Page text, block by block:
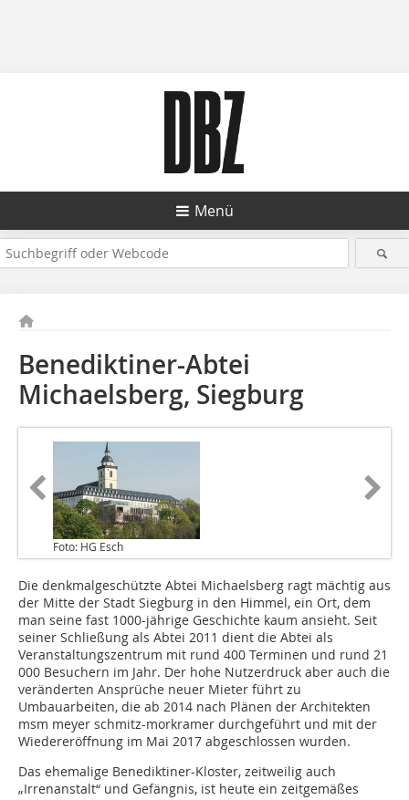
Menü
Benediktiner-Abtei
Michaelsberg, Siegburg
Foto: HG Esch
Die denkmalgeschützte Abtei Michaelsberg ragt mächtig aus
der Mitte der Stadt Siegburg in den Himmel, ein Ort, dem
man seine fast 1000-jährige Geschichte kaum ansieht. Seit
seiner Schließung als Abtei 2011 dient die Abtei als
Veranstaltungszentrum mit rund 400 Terminen und rund 21
000 Besuchern im Jahr. Der hohe Nutzerdruck aber auch die
veränderten Ansprüche neuer Mieter führt zu
Umbauarbeiten, die ab 2014 nach Plänen der Architekten
msm meyer schmitz-morkramer durchgeführt und mit der
Wiedereröffnung im Mai 2017 abgeschlossen wurden.
Das ehemalige Benediktiner-Kloster, zeitweilig auch
„Irrenanstalt“ und Gefängnis, ist heute ein zeitgemäßes